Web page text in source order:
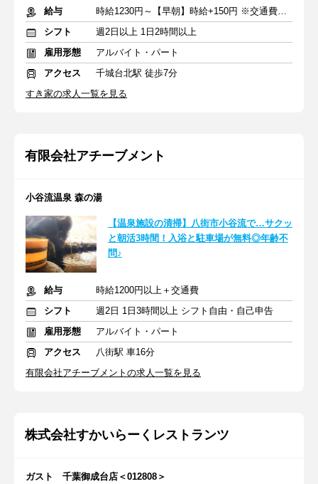
給与
時給1230円～【早朝】時給+150円 ※交通費支給
シフト
週2日以上 1日2時間以上
雇用形態
アルバイト・パート
アクセス
千城台北駅 徒歩7分
すき家の求人一覧を見る
有限会社アチーブメント
小谷流温泉 森の湯
【温泉施設の清掃】八街市小谷流で…サクッ
と朝活3時間！入浴と駐車場が無料◎年齢不
問♪
給与
時給1200円以上＋交通費
シフト
週2日 1日3時間以上 シフト自由・自己申告
雇用形態
アルバイト・パート
アクセス
八街駅 車16分
有限会社アチーブメントの求人一覧を見る
株式会社すかいらーくレストランツ
ガスト 千葉御成台店＜012808＞